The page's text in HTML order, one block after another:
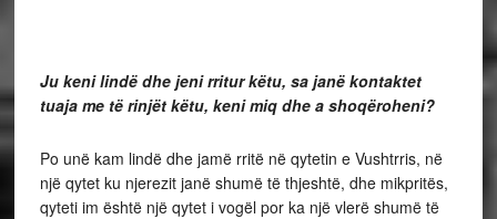
Ju keni lindë dhe jeni rritur këtu, sa janë kontaktet
tuaja me të rinjët këtu, keni miq dhe a shoqëroheni?
Po unë kam lindë dhe jamë rritë në qytetin e Vushtrris, në
një qytet ku njerezit janë shumë të thjeshtë, dhe mikpritës,
qyteti im është një qytet i vogël por ka një vlerë shumë të